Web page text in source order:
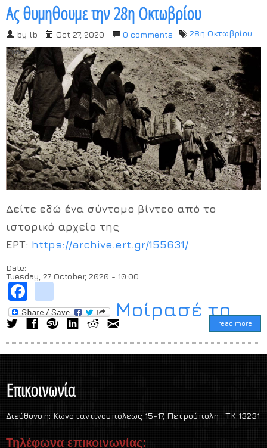
Ας θυμηθουμε την 28η Οκτωβρίου
by lb Oct 27, 2020 0 comments
28η Οκτωβρίου
Image:
Δείτε εδώ ένα σύντομο βίντεο από το
ιστορικό αρχείο της
ΕΡΤ: https://archive.ert.gr/155631/
Date:
Tuesday, 27 October, 2020 - 10:00
Μοίρασέ το...
read more
Επικοινωνία
Διεύθυνση: Κωνσταντινουπόλεως 15-17, Πετρούπολη . TK 13231
Τηλέφωνα επικοινωνίας: